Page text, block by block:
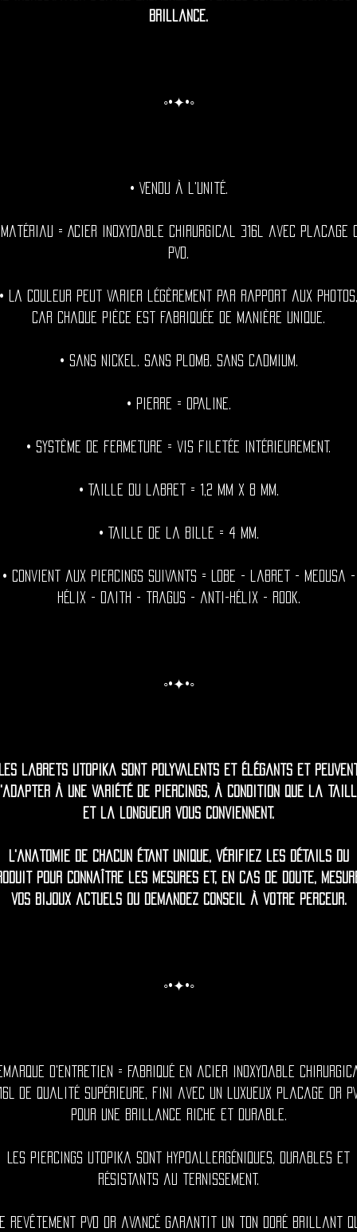
brillance.
◦•✦•◦
• Vendu à l'unité.
Matériau = Acier inoxydable chirurgical 316l avec placage
PVD.
• La couleur peut varier légèrement par rapport aux photos,
car chaque pièce est fabriquée de manière unique.
• Sans nickel. Sans plomb. Sans cadmium.
• Pierre = Opaline.
• Système de fermeture = vis filetée intérieurement.
• Taille du labret = 1,2 mm x 8 mm.
• Taille de la bille = 4 mm.
• Convient aux piercings suivants = Lobe - labret - medusa -
hélix - daith - tragus - anti-hélix - rook.
◦•✦•◦
labrets Utopika sont polyvalents et élégants et
à une variété de piercings, à condition que la
et la longueur vous conviennent.
L'anatomie de chacun étant unique, vérifiez les détails du
pour connaître les mesures et, en cas de doute,
vos bijoux actuels ou demandez conseil à votre perceur.
◦•✦•◦
d'entretien = Fabriqué en acier inoxydable
de qualité supérieure, fini avec un luxueux placage or
pour une brillance riche et durable.
Les piercings Utopika sont hypoallergéniques, durables et
résistants au ternissement.
revêtement PVD or avancé garantit un ton doré brillant